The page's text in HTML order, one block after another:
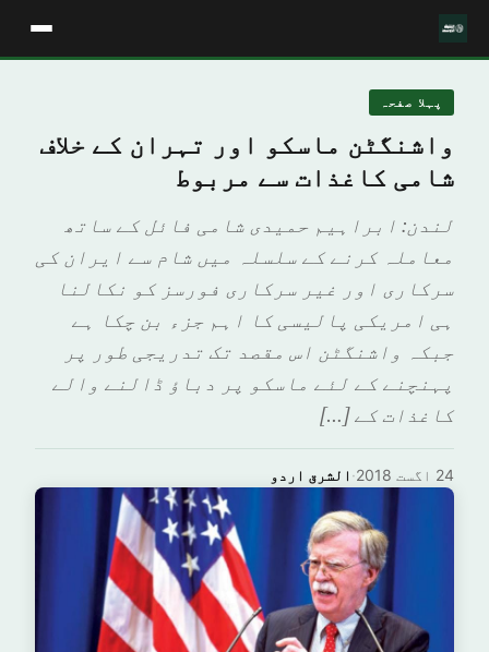
پہلا صفحہ
واشنگٹن ماسکو اور تہران کے خلاف
شامی کاغذات سے مربوط
لندن: ابراہیم حمیدی شامی فائل کے ساتھ
معاملہ کرنے کے سلسلہ میں شام سے ایران کی
سرکاری اور غیر سرکاری فورسز کو نکالنا
ہی امریکی پالیسی کا اہم جزء بن چکا ہے
جبکہ واشنگٹن اس مقصد تک تدریجی طور پر
پہنچنے کے لئے ماسکو پر دباؤ ڈالنے والے
کاغذات کے […]
الشرق اردو · 24 اگست 2018